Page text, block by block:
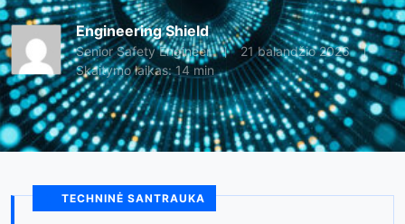
Engineering Shield
Senior Safety Engineer
21 balandžio 2026
Skaitymo laikas: 14 min
TECHNINĖ SANTRAUKA